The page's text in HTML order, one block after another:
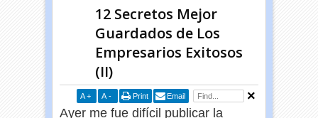
12 Secretos Mejor
Guardados de Los
Empresarios Exitosos
(II)
A + A - Print Email
Ayer me fue difícil publicar la